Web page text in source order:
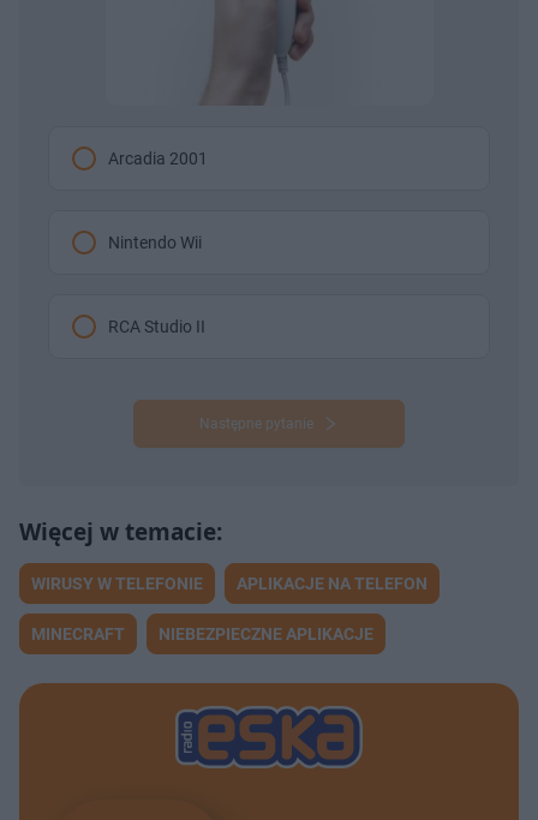
Arcadia 2001
Nintendo Wii
RCA Studio II
Następne pytanie
WIRUSY W TELEFONIE APLIKACJE NA TELEFON
MINECRAFT NIEBEZPIECZNE APLIKACJE